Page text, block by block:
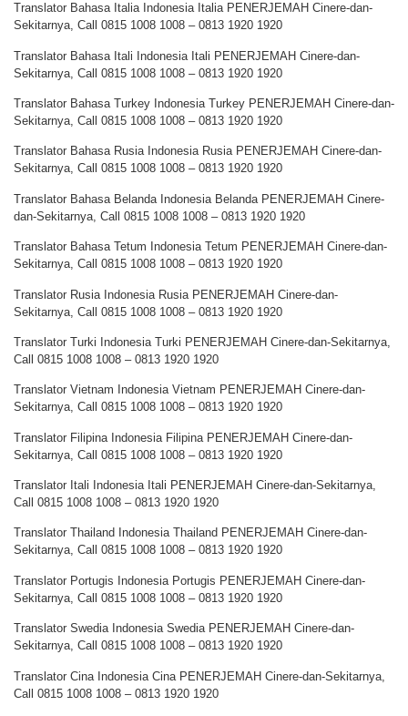
Translator Bahasa Italia Indonesia Italia PENERJEMAH Cinere-dan-
Sekitarnya, Call 0815 1008 1008 – 0813 1920 1920
Translator Bahasa Itali Indonesia Itali PENERJEMAH Cinere-dan-
Sekitarnya, Call 0815 1008 1008 – 0813 1920 1920
Translator Bahasa Turkey Indonesia Turkey PENERJEMAH Cinere-dan-
Sekitarnya, Call 0815 1008 1008 – 0813 1920 1920
Translator Bahasa Rusia Indonesia Rusia PENERJEMAH Cinere-dan-
Sekitarnya, Call 0815 1008 1008 – 0813 1920 1920
Translator Bahasa Belanda Indonesia Belanda PENERJEMAH Cinere-
dan-Sekitarnya, Call 0815 1008 1008 – 0813 1920 1920
Translator Bahasa Tetum Indonesia Tetum PENERJEMAH Cinere-dan-
Sekitarnya, Call 0815 1008 1008 – 0813 1920 1920
Translator Rusia Indonesia Rusia PENERJEMAH Cinere-dan-
Sekitarnya, Call 0815 1008 1008 – 0813 1920 1920
Translator Turki Indonesia Turki PENERJEMAH Cinere-dan-Sekitarnya,
Call 0815 1008 1008 – 0813 1920 1920
Translator Vietnam Indonesia Vietnam PENERJEMAH Cinere-dan-
Sekitarnya, Call 0815 1008 1008 – 0813 1920 1920
Translator Filipina Indonesia Filipina PENERJEMAH Cinere-dan-
Sekitarnya, Call 0815 1008 1008 – 0813 1920 1920
Translator Itali Indonesia Itali PENERJEMAH Cinere-dan-Sekitarnya,
Call 0815 1008 1008 – 0813 1920 1920
Translator Thailand Indonesia Thailand PENERJEMAH Cinere-dan-
Sekitarnya, Call 0815 1008 1008 – 0813 1920 1920
Translator Portugis Indonesia Portugis PENERJEMAH Cinere-dan-
Sekitarnya, Call 0815 1008 1008 – 0813 1920 1920
Translator Swedia Indonesia Swedia PENERJEMAH Cinere-dan-
Sekitarnya, Call 0815 1008 1008 – 0813 1920 1920
Translator Cina Indonesia Cina PENERJEMAH Cinere-dan-Sekitarnya,
Call 0815 1008 1008 – 0813 1920 1920